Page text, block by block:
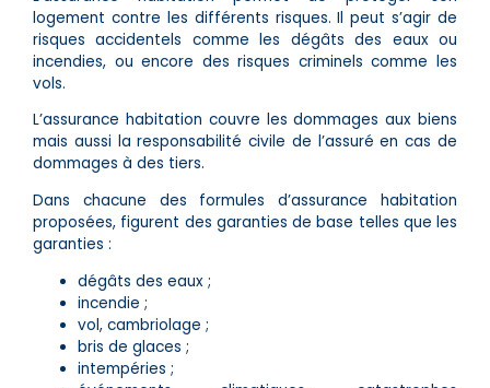
logement contre les différents risques. Il peut s’agir de
risques accidentels comme les dégâts des eaux ou
incendies, ou encore des risques criminels comme les
vols.
L’assurance habitation couvre les dommages aux biens
mais aussi la responsabilité civile de l’assuré en cas de
dommages à des tiers.
Dans chacune des formules d’assurance habitation
proposées, figurent des garanties de base telles que les
garanties :
dégâts des eaux ;
incendie ;
vol, cambriolage ;
bris de glaces ;
intempéries ;